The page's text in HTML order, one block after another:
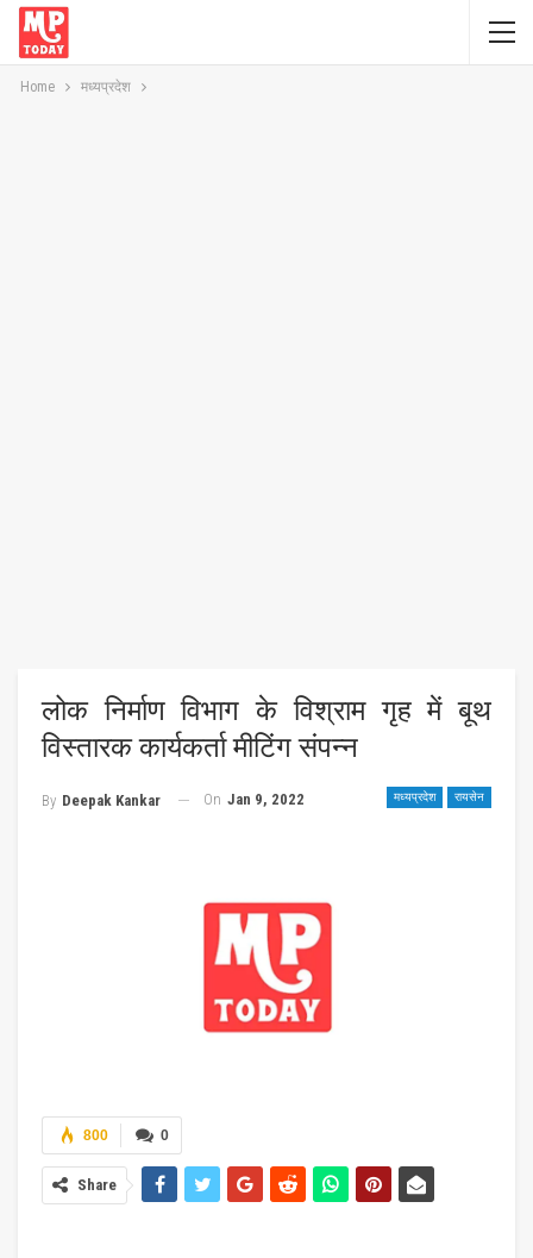
Home मध्यप्रदेश
लोक निर्माण विभाग के विश्राम गृह में बूथ
विस्तारक कार्यकर्ता मीटिंग संपन्न
मध्यप्रदेश रायसेन
By Deepak Kankar On Jan 9, 2022
0
800
Share